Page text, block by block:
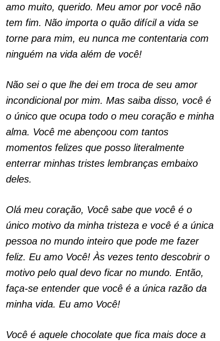
amo muito, querido. Meu amor por você não
tem fim. Não importa o quão difícil a vida se
torne para mim, eu nunca me contentaria com
ninguém na vida além de você!
Não sei o que lhe dei em troca de seu amor
incondicional por mim. Mas saiba disso, você é
o único que ocupa todo o meu coração e minha
alma. Você me abençoou com tantos
momentos felizes que posso literalmente
enterrar minhas tristes lembranças embaixo
deles.
Olá meu coração, Você sabe que você é o
único motivo da minha tristeza e você é a única
pessoa no mundo inteiro que pode me fazer
feliz. Eu amo Você! Às vezes tento descobrir o
motivo pelo qual devo ficar no mundo. Então,
faça-se entender que você é a única razão da
minha vida. Eu amo Você!
Você é aquele chocolate que fica mais doce a